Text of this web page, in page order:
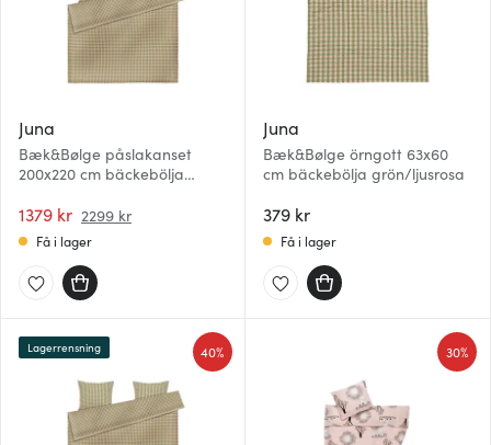
Juna
Bæk&Bølge påslakanset
200x220 cm bäckebölja
1379 kr 2299 kr
Få i lager
Juna
Bæk&Bølge örngott 63x60
cm bäckebölja grön/ljusrosa
379 kr
Få i lager
40%
Lagerrensning 30%